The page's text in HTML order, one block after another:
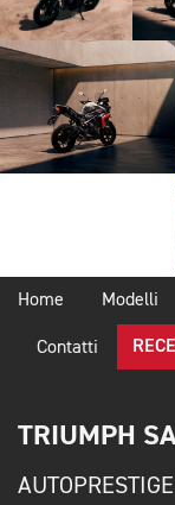
Home Modelli
Contatti
TRIUMPH